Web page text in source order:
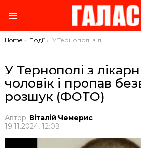
You are here:
Home Події У Тернополі з лікарні вийшов чоловік і пропав безвісти: розшук (ФОТО)
У Тернополі з
чоловік і пропав
розшук (ФОТО)
Автор: Віталій Чемерис
19.11.2024, 12:08